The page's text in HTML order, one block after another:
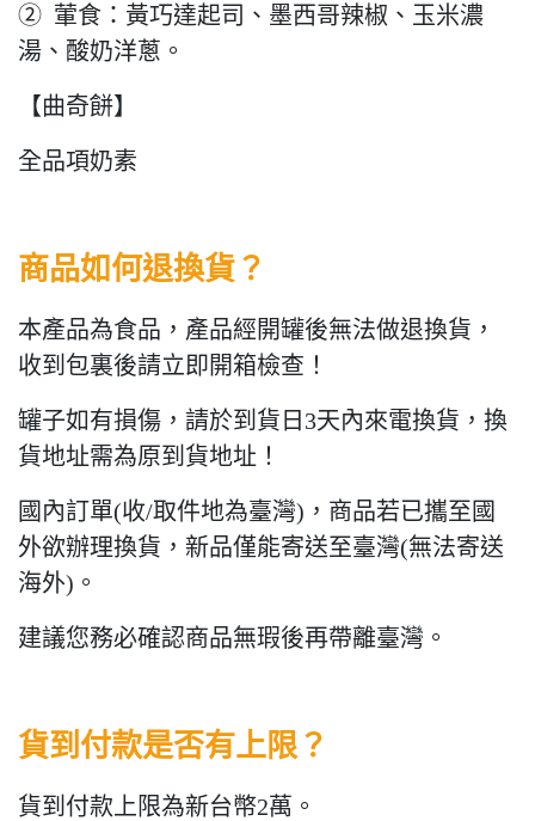
② 葷食：黃巧達起司、墨西哥辣椒、玉米濃
湯、酸奶洋蔥。
【曲奇餅】
全品項奶素
商品如何退換貨？
本產品為食品，產品經開罐後無法做退換貨，
收到包裏後請立即開箱檢查！
罐子如有損傷，請於到貨日3天內來電換貨，換
貨地址需為原到貨地址！
國內訂單(收/取件地為臺灣)，商品若已攜至國
外欲辦理換貨，新品僅能寄送至臺灣(無法寄送
海外)。
建議您務必確認商品無瑕後再帶離臺灣。
貨到付款是否有上限？
貨到付款上限為新台幣2萬。